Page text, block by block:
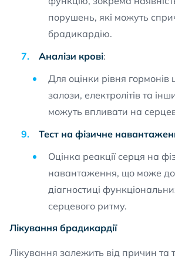
порушень, які можуть
брадикардію.
Аналізи крові:
Для оцінки рівня гормонів
залози, електролітів та
можуть впливати на
Тест на фізичне
Оцінка реакції серця на
навантаження, що може
діагностиці
серцевого ритму.
Лікування брадикардії
Лікування залежить від причин та